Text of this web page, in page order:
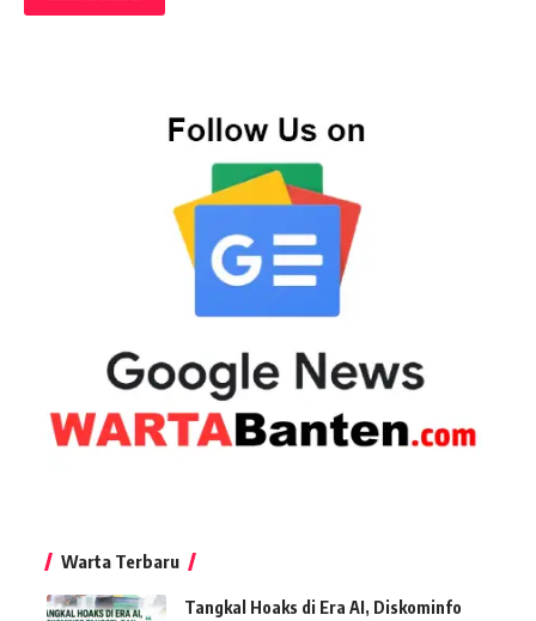
Warta Terbaru
Tangkal Hoaks di Era AI, Diskominfo